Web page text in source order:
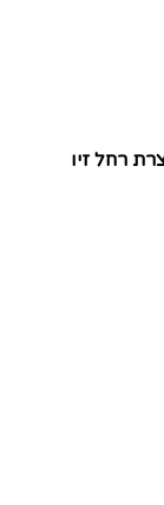
רחל זיו